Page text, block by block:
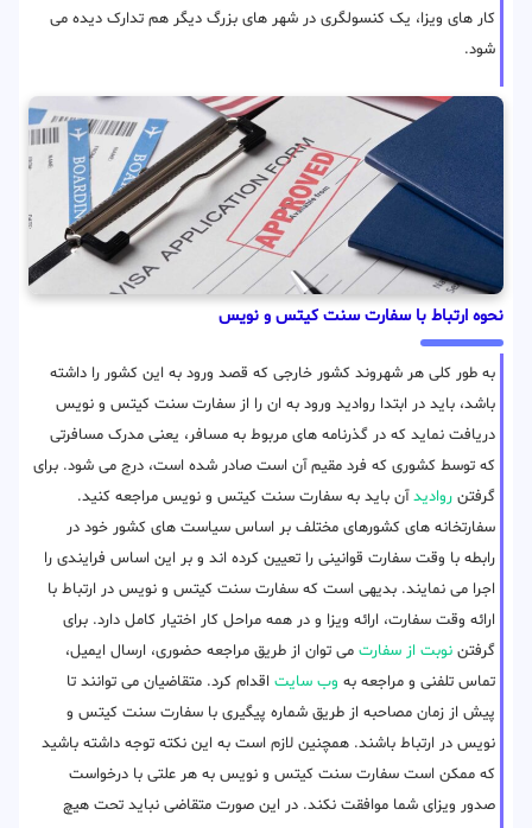
کار های ویزا، یک کنسولگری در شهر های بزرگ دیگر هم تدارک دیده می
شود.
نحوه ارتباط با سفارت سنت کیتس و نویس
به طور کلی هر شهروند کشور خارجی که قصد ورود به این کشور را داشته
باشد، باید در ابتدا روادید ورود به ان را از سفارت سنت کیتس و نویس
دریافت نماید که در گذرنامه های مربوط به مسافر، یعنی مدرک مسافرتی
که توسط کشوری که فرد مقیم آن است صادر شده است، درج می شود. برای
گرفتن روادیدآن باید به سفارت سنت کیتس و نویس مراجعه کنید.
سفارتخانه های کشورهای مختلف بر اساس سیاست های کشور خود در
رابطه با وقت سفارت قوانینی را تعیین کرده اند و بر این اساس فرایندی را
اجرا می نمایند. بدیهی است که سفارت سنت کیتس و نویس در ارتباط با
ارائه وقت سفارت، ارائه ویزا و در همه مراحل کار اختیار کامل دارد. برای
گرفتن نوبت از سفارت می توان از طریق مراجعه حضوری، ارسال ایمیل،
تماس تلفنی و مراجعه به وب سایت اقدام کرد. متقاضیان می توانند تا
پیش از زمان مصاحبه از طریق شماره پیگیری با سفارت سنت کیتس و
نویس در ارتباط باشند. همچنین لازم است به این نکته توجه داشته باشید
که ممکن است سفارت سنت کیتس و نویس به هر علتی با درخواست
صدور ویزای شما موافقت نکند. در این صورت متقاضی نباید تحت هیچ